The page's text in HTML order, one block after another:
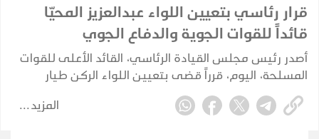
قرار رئاسي بتعيين اللواء عبدالعزيز المحيّا
قائداً للقوات الجوية والدفاع الجوي
أصدر رئيس مجلس القيادة الرئاسي، القائد الأعلى للقوات
المسلحة، اليوم، قرراً قضى بتعيين اللواء الركن طيار
عبدالعزيز سعيد هزاع المحيا قائداً للقوات الجوية والدفاع
الجوي.
المزيد